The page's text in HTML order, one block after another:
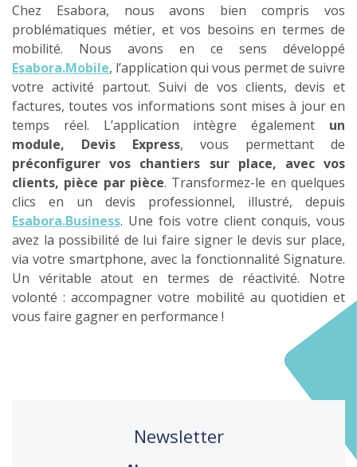
Chez Esabora, nous avons bien compris vos
problématiques métier, et vos besoins en termes de
mobilité. Nous avons en ce sens développé
Esabora.Mobile, l’application qui vous permet de suivre
votre activité partout. Suivi de vos clients, devis et
factures, toutes vos informations sont mises à jour en
temps réel. L’application intègre également un
module, Devis Express, vous permettant de
préconfigurer vos chantiers sur place, avec vos
clients, pièce par pièce. Transformez-le en quelques
clics en un devis professionnel, illustré, depuis
Esabora.Business. Une fois votre client conquis, vous
avez la possibilité de lui faire signer le devis sur place,
via votre smartphone, avec la fonctionnalité Signature.
Un véritable atout en termes de réactivité. Notre
volonté : accompagner votre mobilité au quotidien et
vous faire gagner en performance !
Newsletter